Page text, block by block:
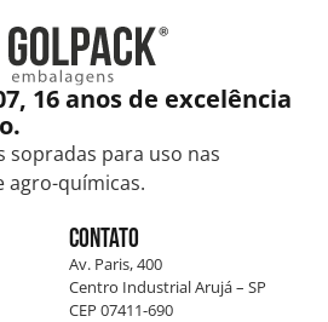
16 anos de excelência
sopradas para uso nas
agro-químicas.
Contato
Av. Paris, 400
Centro Industrial Arujá – SP
CEP 07411-690